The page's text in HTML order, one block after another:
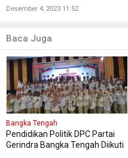
Desember 4, 2023 11:52
Baca Juga
Bangka Tengah
Pendidikan Politik DPC Partai
Gerindra Bangka Tengah Diikuti